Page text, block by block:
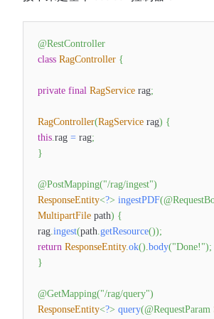
@RestController
class RagController {
private final RagService rag;
RagController(RagService rag) {
this.rag = rag;
}
@PostMapping("/rag/ingest")
ResponseEntity<?> ingestPDF(
MultipartFile path) {
rag.ingest(path.getResource());
return ResponseEntity.ok().body("Done!");
}
@GetMapping("/rag/query")
ResponseEntity<?> query(@RequestParam